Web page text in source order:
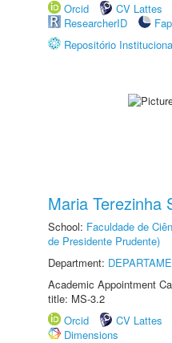
Orcid
CV Lattes
ResearcherID
Repositório
Maria Terezinha
School: Faculdade de
de Presidente Prudente)
Department:
Academic Appointment
title: MS-3.2
Orcid
CV Lattes
Dimensions